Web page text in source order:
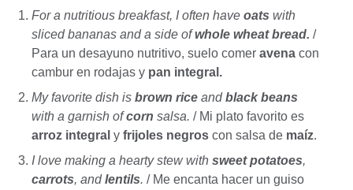
For a nutritious breakfast, I often have oats with
sliced bananas and a side ofwhole wheat bread. /
Para un desayuno nutritivo, suelo comer avena con
cambur en rodajas y pan integral.
My favorite dish is brown rice andblack beans
with a garnish ofcorn salsa. / Mi plato favorito es
arroz integral y frijoles negros con salsa de maíz.
I love making a hearty stew with sweet potatoes,
carrots, andlentils. / Me encanta hacer un guiso